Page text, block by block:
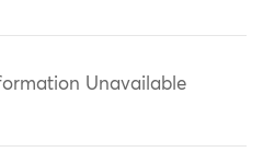
Unavailable